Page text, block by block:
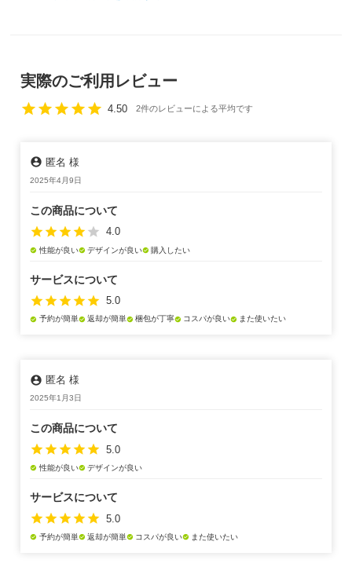
実際のご利用レビュー
starstarstarstarstar 4.50 2件のレビューによる平均です
account_circle 匿名 様
2025年4月9日
この商品について
star star star star star 4.0
check_circle 性能が良いcheck_circle デザインが良いcheck_circle 購入したい
サービスについて
star star star star star 5.0
check_circle 予約が簡単check_circle 返却が簡単check_circle 梱包が丁寧check_circle コスパが良いcheck_circle また使いたい
account_circle 匿名 様
2025年1月3日
この商品について
star star star star star 5.0
check_circle 性能が良いcheck_circle デザインが良い
サービスについて
star star star star star 5.0
check_circle 予約が簡単check_circle 返却が簡単check_circle コスパが良いcheck_circle また使いたい